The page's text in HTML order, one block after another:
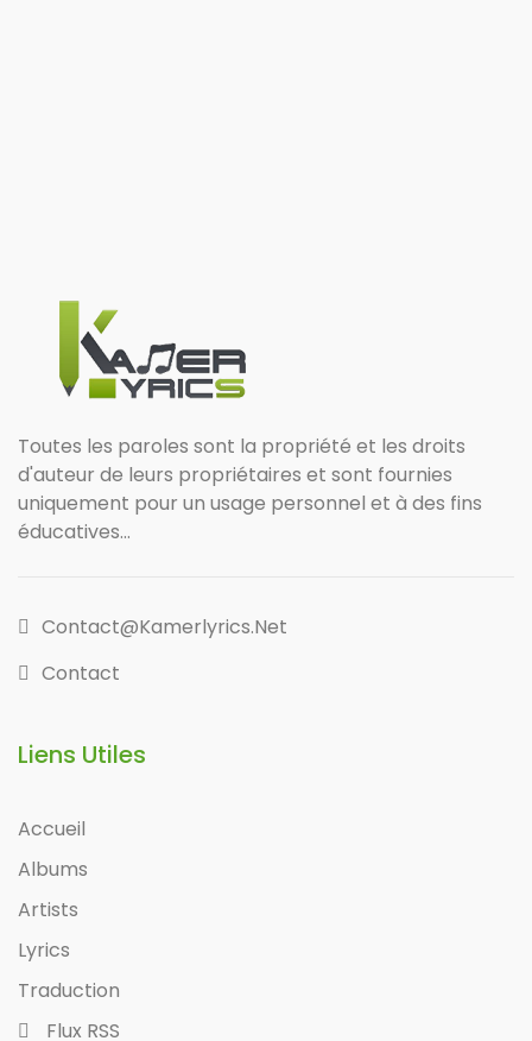
Toutes les paroles sont la propriété et les droits
d'auteur de leurs propriétaires et sont fournies
uniquement pour un usage personnel et à des fins
éducatives...
Contact@kamerlyrics.net
Contact
Liens Utiles
Accueil
Albums
Artists
Lyrics
Traduction
Flux RSS